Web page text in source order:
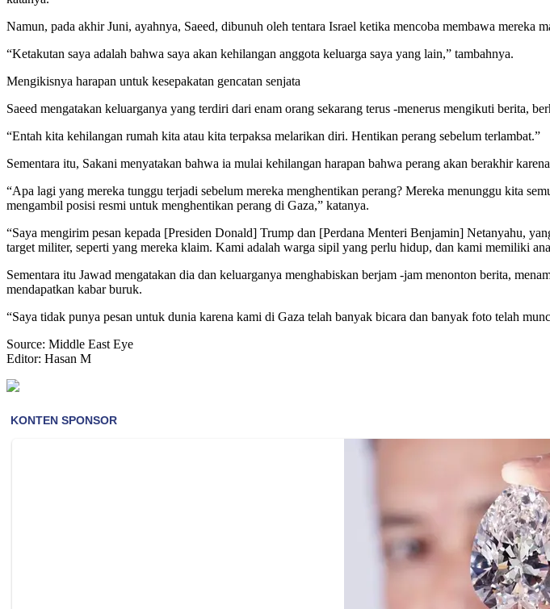
Namun, pada akhir Juni, ayahnya, Saeed, dibunuh oleh tentara Israel ketika mencoba membawa mereka
“Ketakutan saya adalah bahwa saya akan kehilangan anggota keluarga saya yang lain,” tambahnya.
Mengikisnya harapan untuk kesepakatan gencatan senjata
Saeed mengatakan keluarganya yang terdiri dari enam orang sekarang terus -menerus mengikuti berita,
“Entah kita kehilangan rumah kita atau kita terpaksa melarikan diri. Hentikan perang sebelum terlambat.”
Sementara itu, Sakani menyatakan bahwa ia mulai kehilangan harapan bahwa perang akan berakhir
“Apa lagi yang mereka tunggu terjadi sebelum mereka menghentikan perang? Mereka menunggu kita
mengambil posisi resmi untuk menghentikan perang di Gaza,” katanya.
“Saya mengirim pesan kepada [Presiden Donald] Trump dan [Perdana Menteri Benjamin] Netanyahu,
target militer, seperti yang mereka klaim. Kami adalah warga sipil yang perlu hidup, dan kami memiliki
Sementara itu Jawad mengatakan dia dan keluarganya menghabiskan berjam -jam menonton berita,
mendapatkan kabar buruk.
“Saya tidak punya pesan untuk dunia karena kami di Gaza telah banyak bicara dan banyak foto telah
Source: Middle East Eye
Editor: Hasan M